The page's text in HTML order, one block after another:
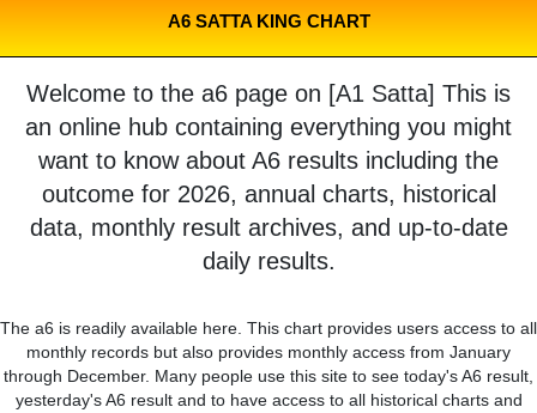
A6 SATTA KING CHART
Welcome to the a6 page on [A1 Satta] This is
an online hub containing everything you might
want to know about A6 results including the
outcome for 2026, annual charts, historical
data, monthly result archives, and up-to-date
daily results.
The a6 is readily available here. This chart provides users access to all
monthly records but also provides monthly access from January
through December. Many people use this site to see today's A6 result,
yesterday's A6 result and to have access to all historical charts and